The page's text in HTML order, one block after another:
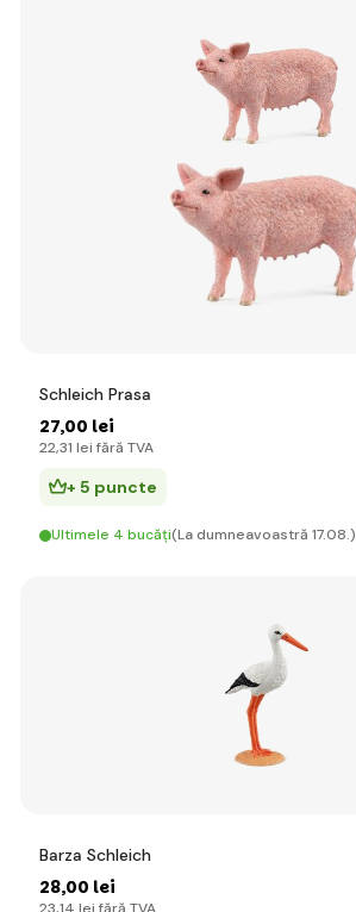
Schleich Prasa
27,00 lei
22,31 lei fără TVA
+ 5 puncte
Ultimele 4 bucăți(La dumneavoastră 17.08.)
Barza Schleich
28,00 lei